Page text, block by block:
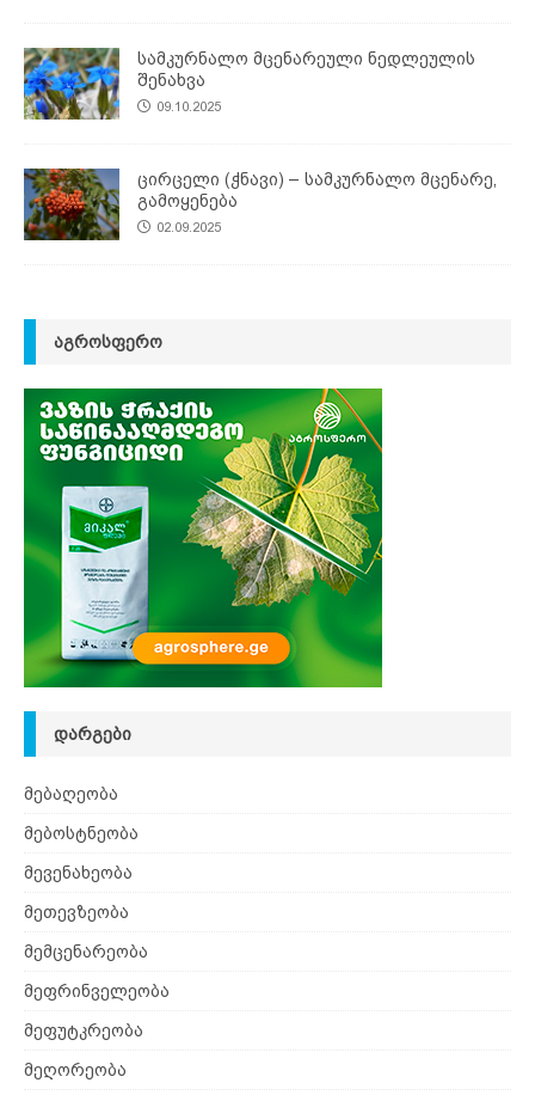
სამკურნალო მცენარეული ნედლეულის
შენახვა
09.10.2025
ცირცელი (ჭნავი) – სამკურნალო მცენარე,
გამოყენება
02.09.2025
ᲐᲒᲠᲝᲡᲤᲔᲠᲝ
ᲓᲐᲠᲒᲔᲑᲘ
მებაღეობა
მებოსტნეობა
მევენახეობა
მეთევზეობა
მემცენარეობა
მეფრინველეობა
მეფუტკრეობა
მეღორეობა